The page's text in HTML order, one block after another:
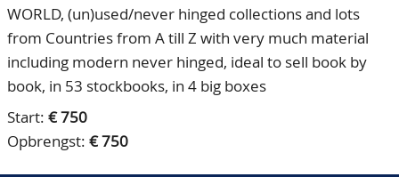
WORLD, (un)used/never hinged collections and lots
from Countries from A till Z with very much material
including modern never hinged, ideal to sell book by
book, in 53 stockbooks, in 4 big boxes
Start: € 750
Opbrengst: € 750